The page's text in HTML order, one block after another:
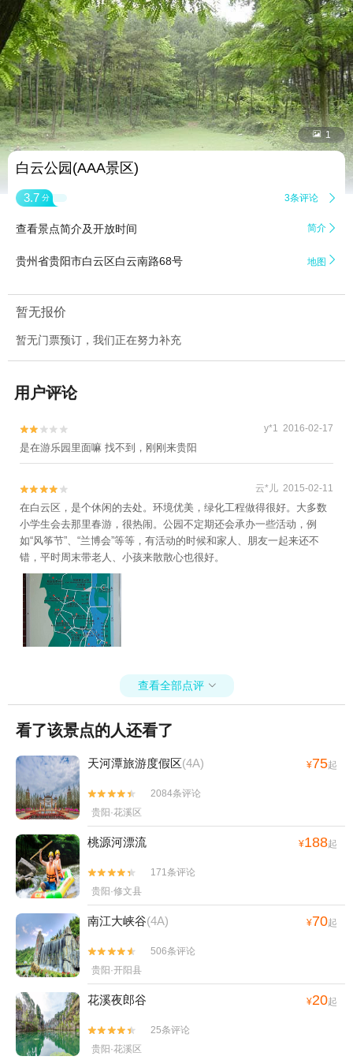
 1
白云公园(AAA景区)
3.7 分 3条评论 
查看景点简介及开放时间 简介 
贵州省贵阳市白云区白云南路68号 地图 
暂无报价
暂无门票预订，我们正在努力补充
用户评论

 y*1 2016-02-17
是在游乐园里面嘛 找不到，刚刚来贵阳

 云*儿 2015-02-11
在白云区，是个休闲的去处。环境优美，绿化工程做得很好。大多数
小学生会去那里春游，很热闹。公园不定期还会承办一些活动，例
如“风筝节”、“兰博会”等等，有活动的时候和家人、朋友一起来还不
错，平时周末带老人、小孩来散散心也很好。
查看全部点评 
看了该景点的人还看了
天河潭旅游度假区(4A) ¥75起


2084条评论
贵阳·花溪区
桃源河漂流 ¥188起


171条评论
贵阳·修文县
南江大峡谷(4A) ¥70起


506条评论
贵阳·开阳县
花溪夜郎谷 ¥20起


25条评论
贵阳·花溪区
